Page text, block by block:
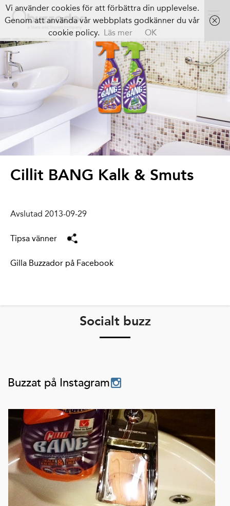
Cillit BANG Kalk & Smuts
Avslutad 2013-09-29
Tipsa vänner
Gilla Buzzador på Facebook
Socialt buzz
Buzzat på Instagram
Vi använder cookies för att förbättra din upplevelse.
Genom att använda vår webbplats godkänner du vår
cookie policy. Läs mer OK